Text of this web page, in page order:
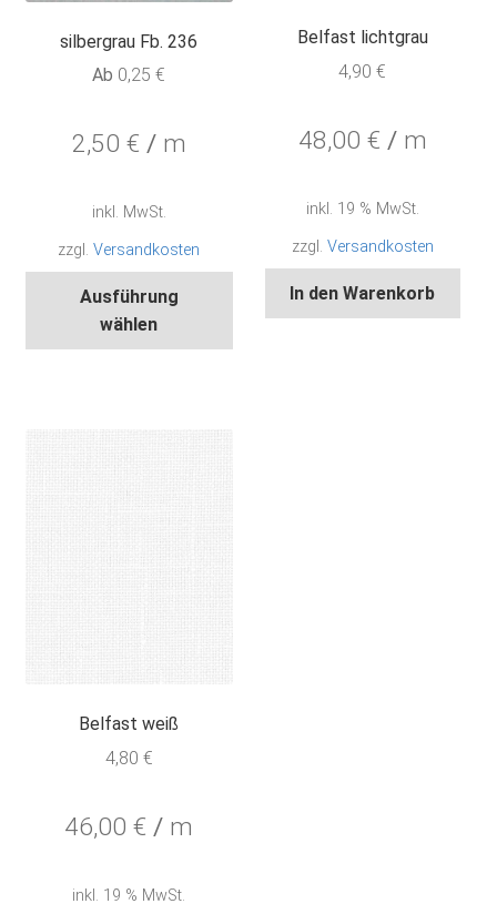
silbergrau Fb. 236
Ab 0,25€
2,50 € / m
inkl. MwSt.
zzgl.Versandkosten
Ausführung
wählen
Belfast lichtgrau
4,90€
48,00 € / m
inkl. 19 % MwSt.
zzgl. Versandkosten
In den Warenkorb
Belfast weiß
4,80 €
46,00€ / m
inkl. 19 % MwSt.